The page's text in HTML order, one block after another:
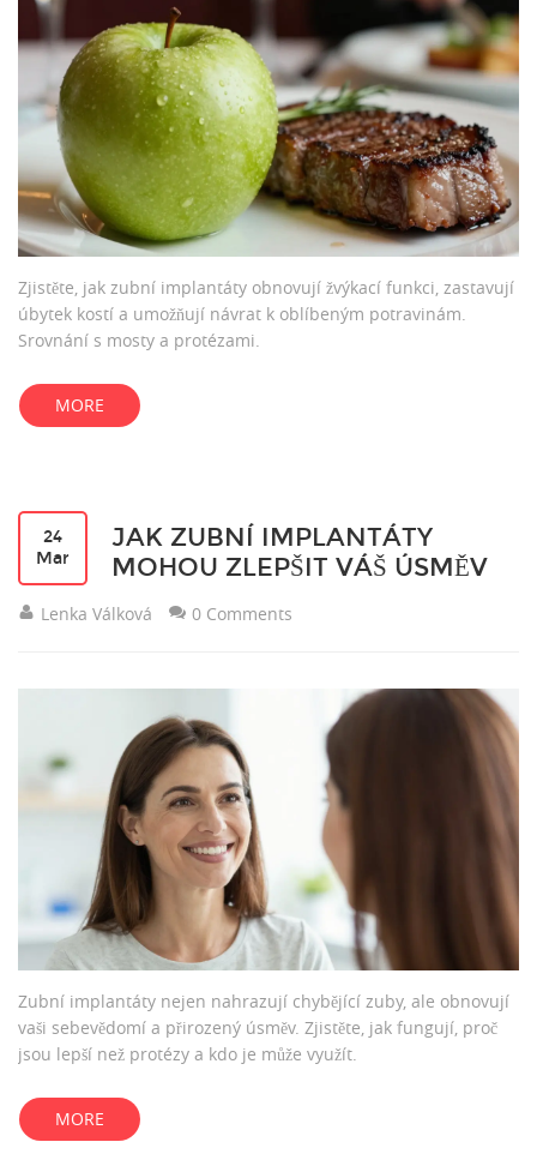
Zjistěte, jak zubní implantáty obnovují žvýkací funkci, zastavují
úbytek kostí a umožňují návrat k oblíbeným potravinám.
Srovnání s mosty a protézami.
MORE
24
Mar
JAK ZUBNÍ IMPLANTÁTY
MOHOU ZLEPŠIT VÁŠ ÚSMĚV
Lenka Válková 0 Comments
Zubní implantáty nejen nahrazují chybějící zuby, ale obnovují
vaši sebevědomí a přirozený úsměv. Zjistěte, jak fungují, proč
jsou lepší než protézy a kdo je může využít.
MORE